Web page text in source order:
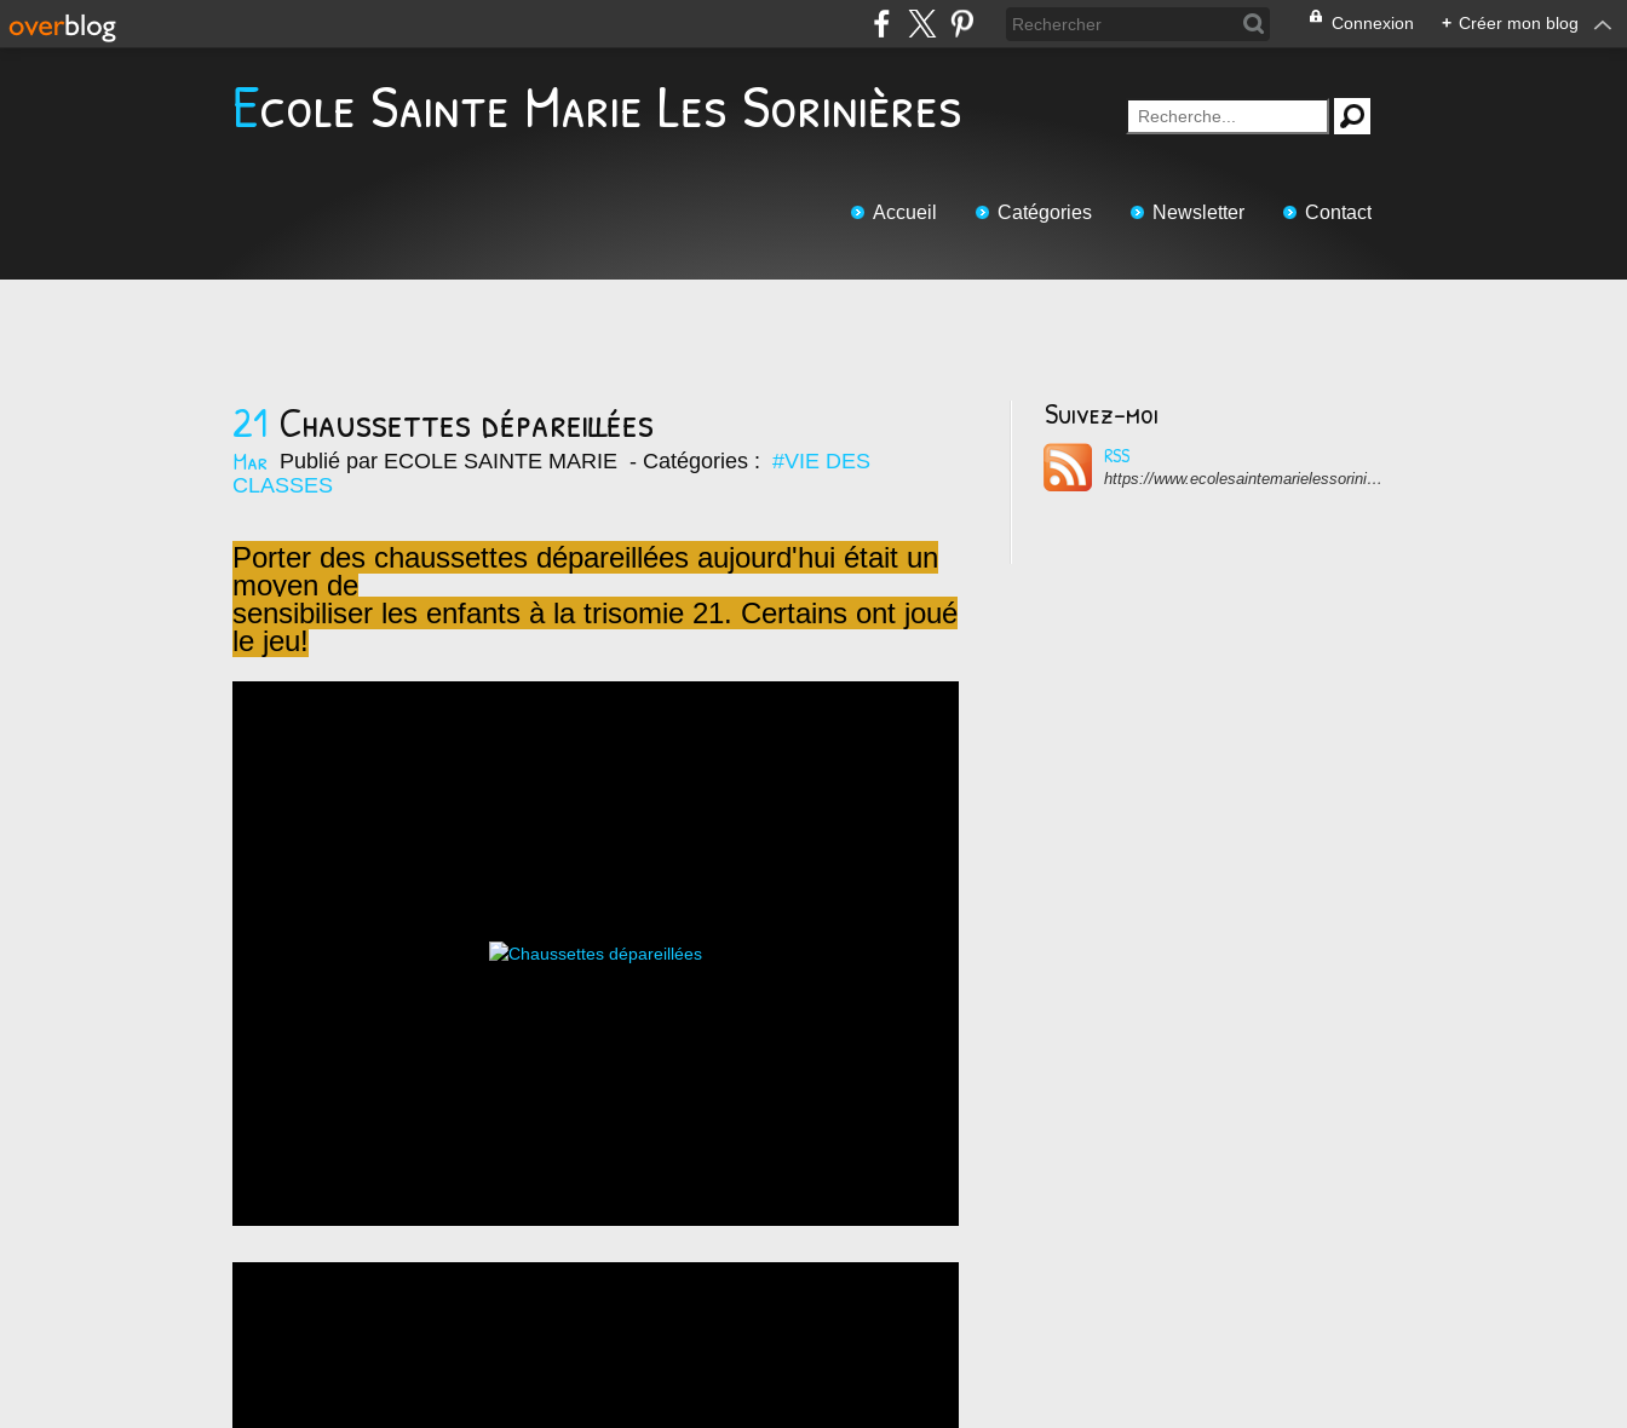
Connexion + Créer mon blog
Ecole Sainte Marie Les Sorinières
Accueil Catégories Newsletter Contact
21
Mar
Chaussettes dépareillées
Publié par ECOLE SAINTE MARIE - Catégories : #VIE DES
CLASSES
Porter des chaussettes dépareillées aujourd'hui était un
moyen de
sensibiliser les enfants à la trisomie 21. Certains ont joué
le jeu!
Suivez-moi
RSS
https://www.ecolesaintemarielessorinieres.com/rss